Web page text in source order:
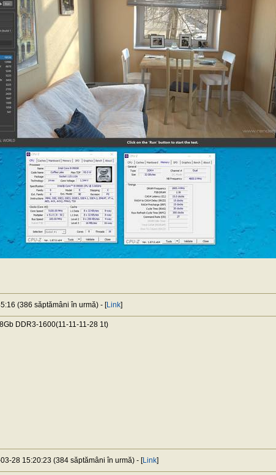
(386 săptămâni în urmă) - [Link]
DDR3-1600(11-11-11-28 1t)
28 15:20:23 (384 săptămâni în urmă) - [Link]